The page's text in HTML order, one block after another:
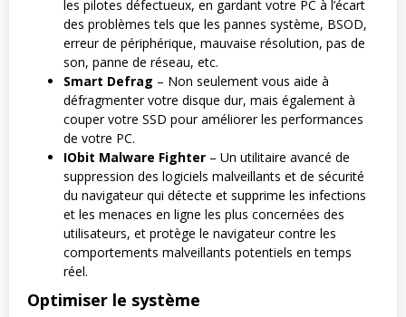
les pilotes défectueux, en gardant votre PC à l’écart
des problèmes tels que les pannes système, BSOD,
erreur de périphérique, mauvaise résolution, pas de
son, panne de réseau, etc.
Smart Defrag – Non seulement vous aide à
défragmenter votre disque dur, mais également à
couper votre SSD pour améliorer les performances
de votre PC.
IObit Malware Fighter – Un utilitaire avancé de
suppression des logiciels malveillants et de sécurité
du navigateur qui détecte et supprime les infections
et les menaces en ligne les plus concernées des
utilisateurs, et protège le navigateur contre les
comportements malveillants potentiels en temps
réel.
Optimiser le système